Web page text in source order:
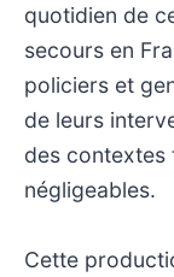
quotidien de
secours en
policiers et
de leurs
des contextes
négligeables.
Cette